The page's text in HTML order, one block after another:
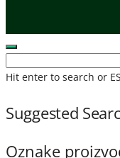
Hit enter to search or
Suggested
Oznake